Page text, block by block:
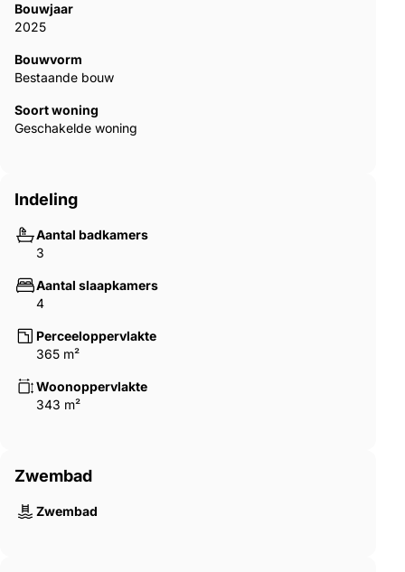
Bouwjaar
2025
Bouwvorm
Bestaande bouw
Soort woning
Geschakelde woning
Indeling
Aantal badkamers
3
Aantal slaapkamers
4
Perceeloppervlakte
365 m²
Woonoppervlakte
343 m²
Zwembad
Zwembad